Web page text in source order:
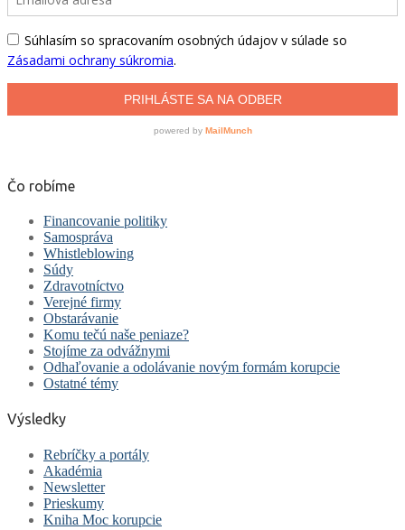
Čo robíme
Financovanie politiky
Samospráva
Whistleblowing
Súdy
Zdravotníctvo
Verejné firmy
Obstarávanie
Komu tečú naše peniaze?
Stojíme za odvážnymi
Odhaľovanie a odolávanie novým formám korupcie
Ostatné témy
Výsledky
Rebríčky a portály
Akadémia
Newsletter
Prieskumy
Kniha Moc korupcie